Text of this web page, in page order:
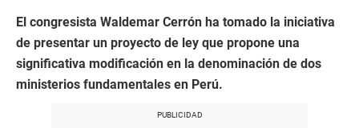
El congresista Waldemar Cerrón ha tomado la iniciativa
de presentar un proyecto de ley que propone una
significativa modificación en la denominación de dos
ministerios fundamentales en Perú.